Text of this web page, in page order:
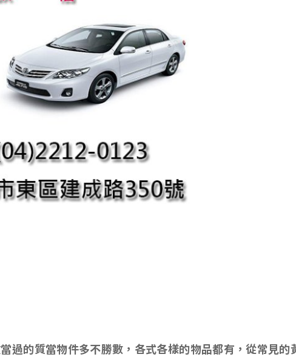
過的質當物件多不勝數，各式各樣的物品都有，從常見的